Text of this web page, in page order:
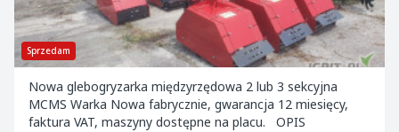
Sprzedam
Nowa glebogryzarka międzyrzędowa 2 lub 3 sekcyjna
MCMS Warka Nowa fabrycznie, gwarancja 12 miesięcy,
faktura VAT, maszyny dostępne na placu. OPIS